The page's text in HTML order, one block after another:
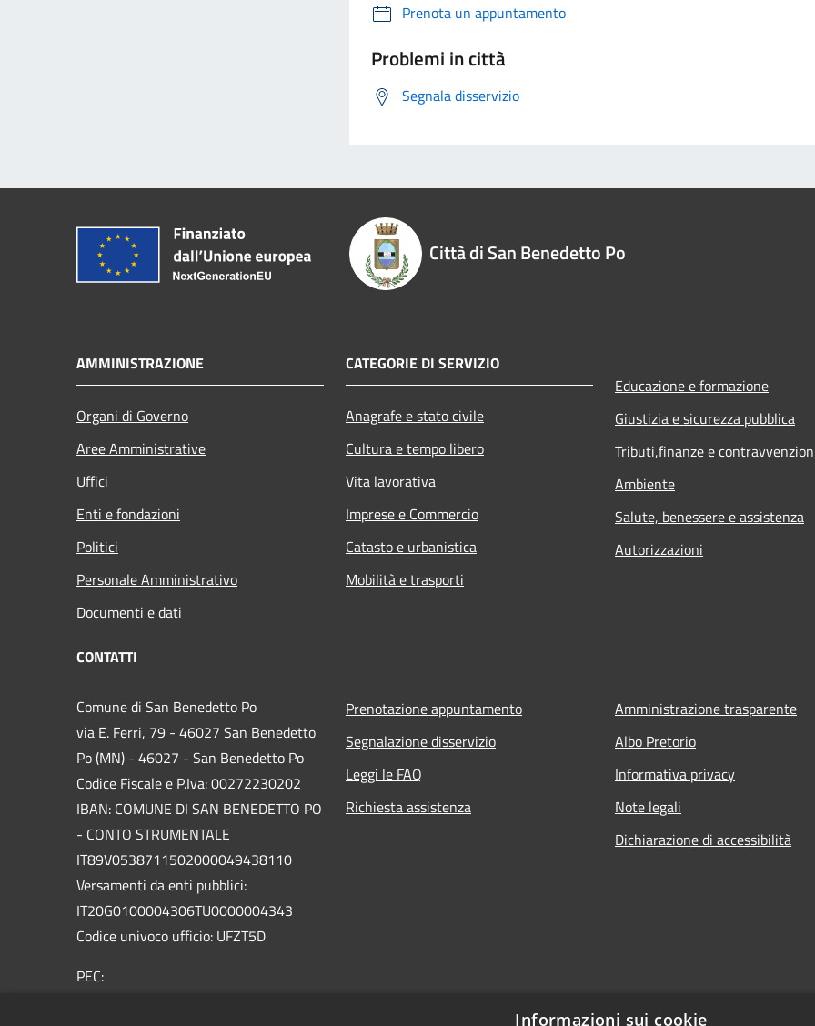
Prenota un appuntamento
Problemi in città
Segnala disservizio
Città di San Benedetto Po
AMMINISTRAZIONE
Organi di Governo
Aree Amministrative
Uffici
Enti e fondazioni
Politici
Personale Amministrativo
Documenti e dati
CATEGORIE DI SERVIZIO
Anagrafe e stato civile
Cultura e tempo libero
Vita lavorativa
Imprese e Commercio
Catasto e urbanistica
Mobilità e trasporti
Educazione e formazione
Giustizia e sicurezza pubblica
Tributi,finanze e
Ambiente
Salute, benessere e assistenza
Autorizzazioni
CONTATTI
Comune di San Benedetto Po
via E. Ferri, 79 - 46027 San Benedetto
Po (MN) - 46027 - San Benedetto Po
Codice Fiscale e P.Iva: 00272230202
IBAN: COMUNE DI SAN BENEDETTO PO
- CONTO STRUMENTALE
IT89V0538711502000049438110
Versamenti da enti pubblici:
IT20G0100004306TU0000004343
Codice univoco ufficio: UFZT5D
PEC:
Prenotazione appuntamento
Segnalazione disservizio
Leggi le FAQ
Richiesta assistenza
Amministrazione trasparente
Albo Pretorio
Informativa privacy
Note legali
Dichiarazione di accessibilità
Informazioni sui cookie